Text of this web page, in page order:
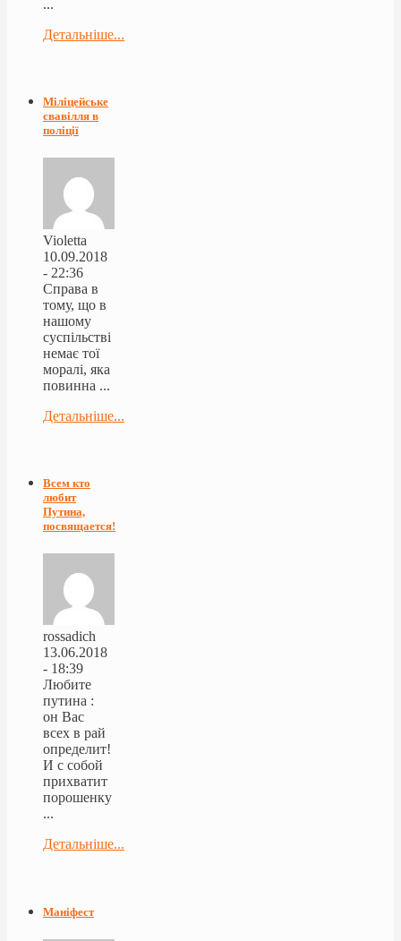
...
Детальніше...
Міліцейське
свавілля в
поліції
Violetta
10.09.2018
- 22:36
Справа в
тому, що в
нашому
суспільстві
немає тої
моралі, яка
повинна ...
Детальніше...
Всем кто
любит
Путина,
посвящается!
rossadich
13.06.2018
- 18:39
Любите
путина :
он Вас
всех в рай
определит!
И с собой
прихватит
порошенку
...
Детальніше...
Маніфест